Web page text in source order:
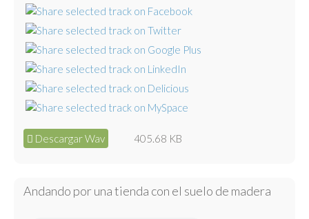
Descargar Wav 405.68 KB
Andando por una tienda con el suelo de madera